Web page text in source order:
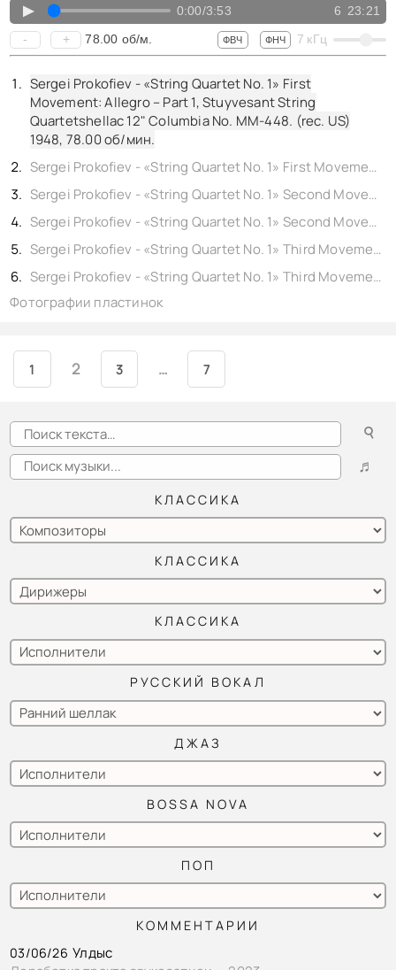
▲ 0:00/3:53 6 23:21
- + 78.00 об/м. ФВЧ ФНЧ 7 кГц
Sergei Prokofiev - «String Quartet No. 1» First
Movement: Allegro – Part 1, Stuyvesant String
Quartetshellac 12" Columbia No. MM-448. (rec. US)
1948, 78.00об/мин.
Sergei Prokofiev - «String Quartet No. 1» First Movement: Allegro – Part 2, Stuyvesant String Quartetshellac 12" Columbia No. MM-448. (rec. US) 1948,
Sergei Prokofiev - «String Quartet No. 1» Second Movement: Andante molto – Allegretto – Part 1, Stuyvesant String Quartetshellac 12" Columbia No. MM-448. (rec. US) 1948,
Sergei Prokofiev - «String Quartet No. 1» Second Movement: Andante molto – Allegretto – Part 2, Stuyvesant String Quartetshellac 12" Columbia No. MM-448. (rec. US) 1948,
Sergei Prokofiev - «String Quartet No. 1» Third Movement: Allegro – Part 1, Stuyvesant String Quartetshellac 12" Columbia No. MM-448. (rec. US) 1948,
Sergei Prokofiev - «String Quartet No. 1» Third Movement: Allegro – Part 2, Stuyvesant String Quartetshellac 12" Columbia No. MM-448. (rec. US) 1948,
Фотографии пластинок
POSTS
1 2 3 … 7
☌
♬
КЛАССИКА
КЛАССИКА
КЛАССИКА
РУССКИЙ ВОКАЛ
ДЖАЗ
BOSSA NOVA
ПОП
КОММЕНТАРИИ
03/06/26 Улдыс